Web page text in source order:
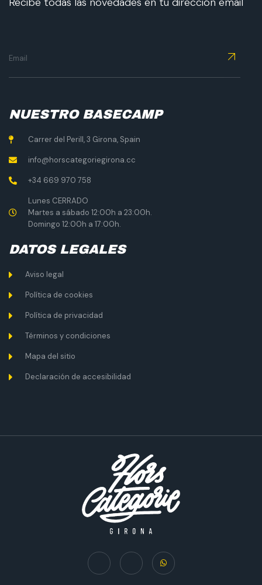
NUESTRO BASECAMP
Carrer del Perill, 3 Girona, Spain
info@horscategoriegirona.cc
+34 669 970 758
Lunes CERRADO
Martes a sábado 12:00h a 23:00h.
Domingo 12:00h a 17:00h.
DATOS LEGALES
Aviso legal
Política de cookies
Política de privacidad
Términos y condiciones
Mapa del sitio
Declaración de accesibilidad